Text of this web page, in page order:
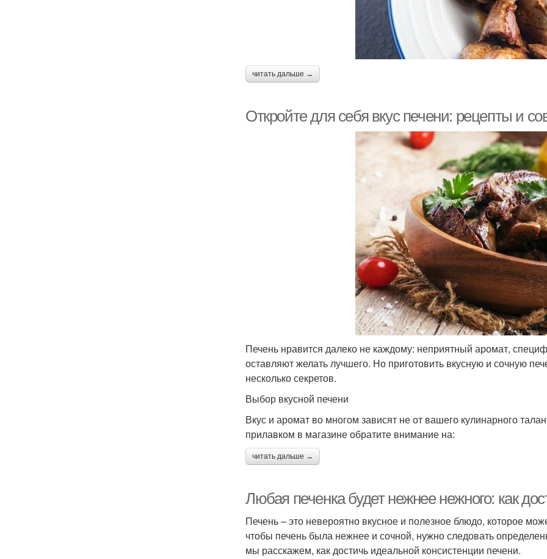
читать дальше →
Откройте для себя вкус печени: рецепты и
Печень нравится далеко не каждому: неприятный аромат,
оставляют желать лучшего. Но приготовить вкусную и сочную
несколько секретов.
Выбор вкусной печени
Вкус и аромат во многом зависят не от вашего кулинарного
прилавком в магазине обратите внимание на:
читать дальше →
Любая печенка будет нежнее нежного: как
Печень – это невероятно вкусное и полезное блюдо, которое
чтобы печень была нежнее и сочной, нужно следовать
мы расскажем, как достичь идеальной консистенции печени.